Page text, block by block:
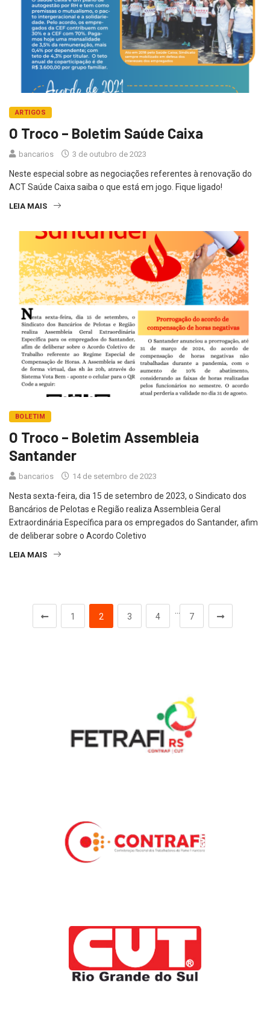
ARTIGOS
O Troco – Boletim Saúde Caixa
bancarios 3 de outubro de 2023
Neste especial sobre as negociações referentes à renovação do
ACT Saúde Caixa saiba o que está em jogo. Fique ligado!
LEIA MAIS
BOLETIM
O Troco – Boletim Assembleia
Santander
bancarios 14 de setembro de 2023
Nesta sexta-feira, dia 15 de setembro de 2023, o Sindicato dos
Bancários de Pelotas e Região realiza Assembleia Geral
Extraordinária Específica para os empregados do Santander, afim
de deliberar sobre o Acordo Coletivo
LEIA MAIS
1 2 3 4 7